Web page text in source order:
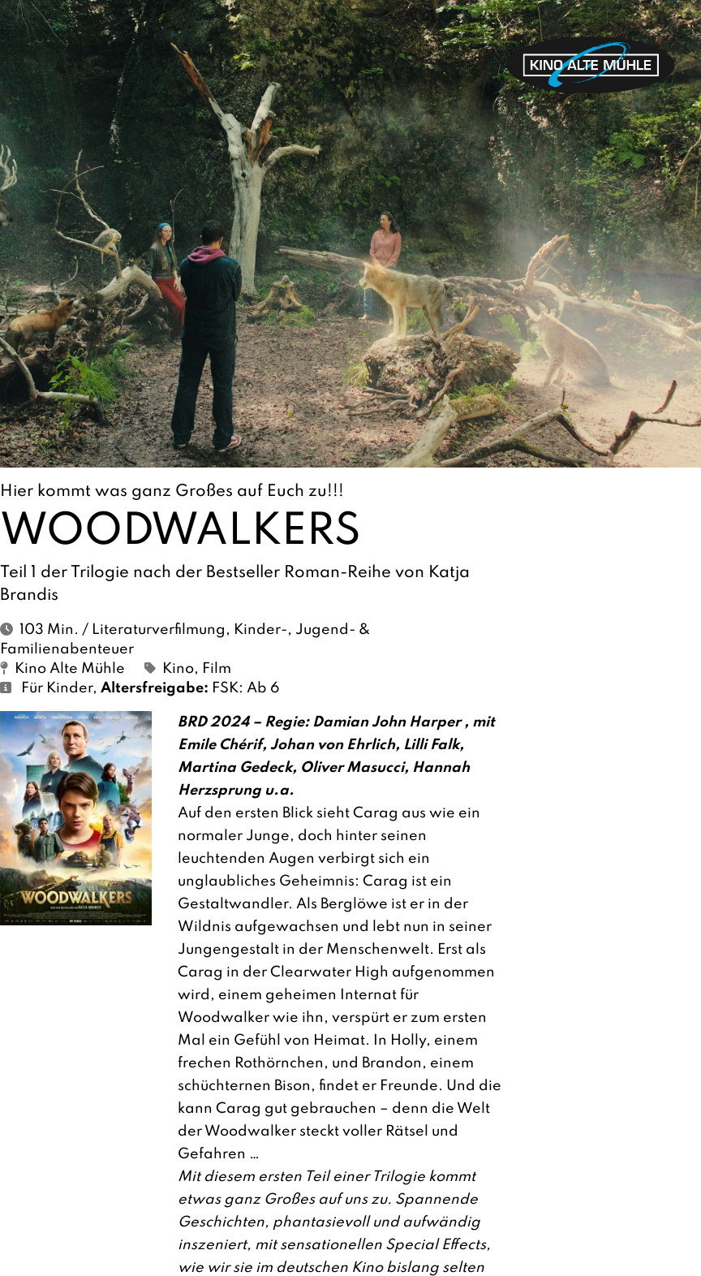
Hier kommt was ganz Großes auf Euch zu!!!
WOODWALKERS
Teil 1 der Trilogie nach der Bestseller Roman-Reihe von Katja
Brandis
103 Min. / Literaturverfilmung, Kinder-, Jugend- &
Familienabenteuer
Kino Alte Mühle
Kino, Film
Für Kinder, Altersfreigabe: FSK: Ab 6
BRD 2024 – Regie: Damian John Harper , mit
Emile Chérif, Johan von Ehrlich, Lilli Falk,
Martina Gedeck, Oliver Masucci, Hannah
Herzsprung u.a.
Auf den ersten Blick sieht Carag aus wie ein
normaler Junge, doch hinter seinen
leuchtenden Augen verbirgt sich ein
unglaubliches Geheimnis: Carag ist ein
Gestaltwandler. Als Berglöwe ist er in der
Wildnis aufgewachsen und lebt nun in seiner
Jungengestalt in der Menschenwelt. Erst als
Carag in der Clearwater High aufgenommen
wird, einem geheimen Internat für
Woodwalker wie ihn, verspürt er zum ersten
Mal ein Gefühl von Heimat. In Holly, einem
frechen Rothörnchen, und Brandon, einem
schüchternen Bison, findet er Freunde. Und die
kann Carag gut gebrauchen – denn die Welt
der Woodwalker steckt voller Rätsel und
Gefahren …
Mit diesem ersten Teil einer Trilogie kommt
etwas ganz Großes auf uns zu. Spannende
Geschichten, phantasievoll und aufwändig
inszeniert, mit sensationellen Special Effects,
wie wir sie im deutschen Kino bislang selten